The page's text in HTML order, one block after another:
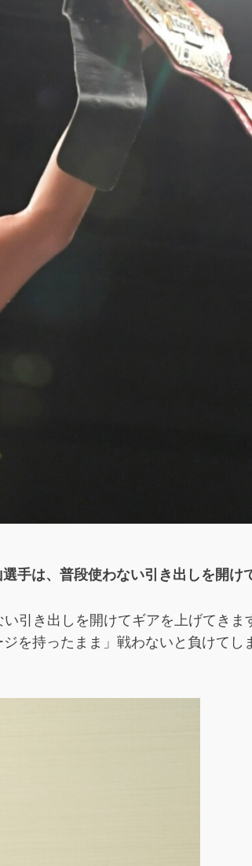
は、普段使わない引き出しを開け
引き出しを開けてギアを上げてきま
を持ったまま」戦わないと負けてし